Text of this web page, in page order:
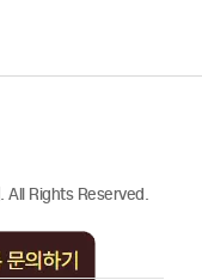
. All Rights Reserved.